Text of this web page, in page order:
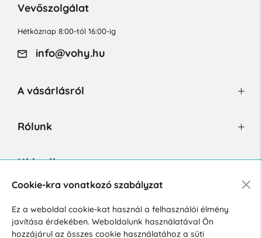
Vevőszolgálat
Hétköznap 8:00-tól 16:00-ig
info@vohy.hu
A vásárlásról
Rólunk
Hírlevél
Hozzájárulok a személyes adatok marketing célú kezeléséhez.
Személyes adatok védelmére vonatkozó szabályzat.
Cookie-kra vonatkozó szabályzat
Ez a weboldal cookie-kat használ a felhasználói élmény
javítása érdekében. Weboldalunk használatával Ön
hozzájárul az összes cookie használatához a süti